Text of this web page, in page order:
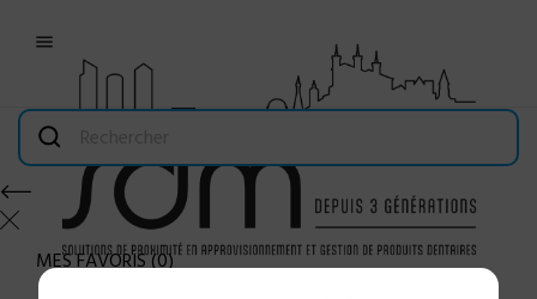

MES FAVORIS(0)